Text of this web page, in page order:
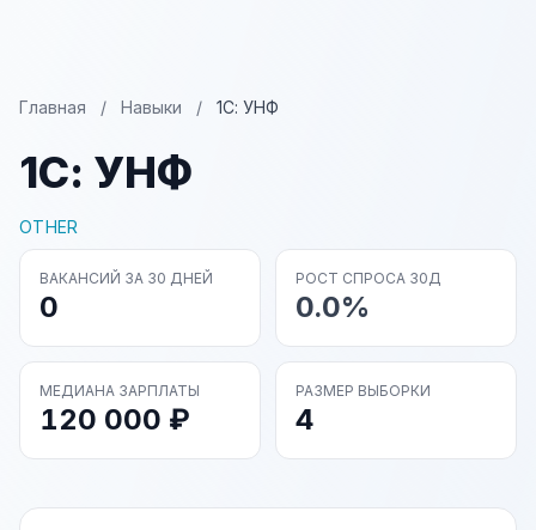
Главная / Навыки / 1С: УНФ
1С: УНФ
OTHER
ВАКАНСИЙ ЗА 30 ДНЕЙ
0
РОСТ СПРОСА 30Д
0.0%
МЕДИАНА ЗАРПЛАТЫ
120 000 ₽
РАЗМЕР ВЫБОРКИ
4